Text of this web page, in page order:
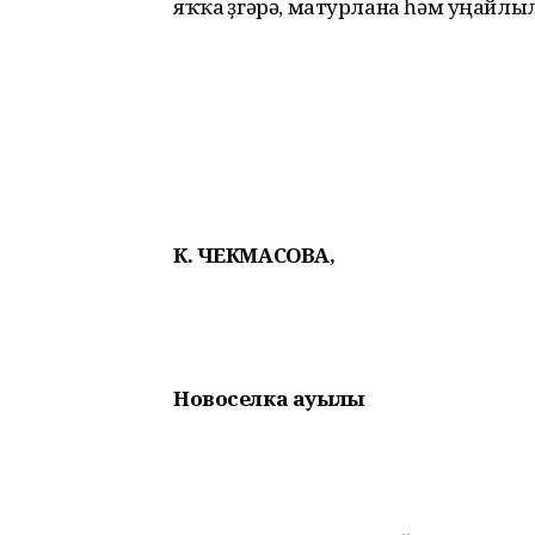
яҡҡа үҙгәрә, матурлана һәм
К. ЧЕКМАСОВА,
Новоселка ауылы